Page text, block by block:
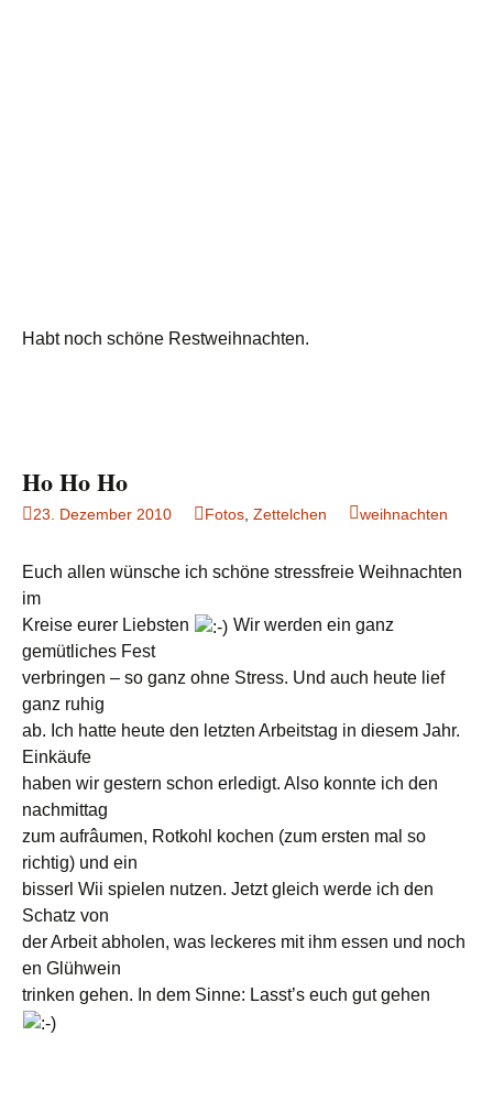
Habt noch schöne Restweihnachten.
Ho Ho Ho
23. Dezember 2010 Fotos Zettelchen weihnachten
Euch allen wünsche ich schöne stressfreie Weihnachten
im
Kreise eurer Liebsten
Wir werden ein ganz
gemütliches Fest
verbringen – so ganz ohne Stress. Und auch heute lief
ganz ruhig
ab. Ich hatte heute den letzten Arbeitstag in diesem Jahr.
Einkäufe
haben wir gestern schon erledigt. Also konnte ich den
nachmittag
zum aufrâumen, Rotkohl kochen (zum ersten mal so
richtig) und ein
bisserl Wii spielen nutzen. Jetzt gleich werde ich den
Schatz von
der Arbeit abholen, was leckeres mit ihm essen und noch
en Glühwein
trinken gehen. In dem Sinne: Lasst’s euch gut gehen